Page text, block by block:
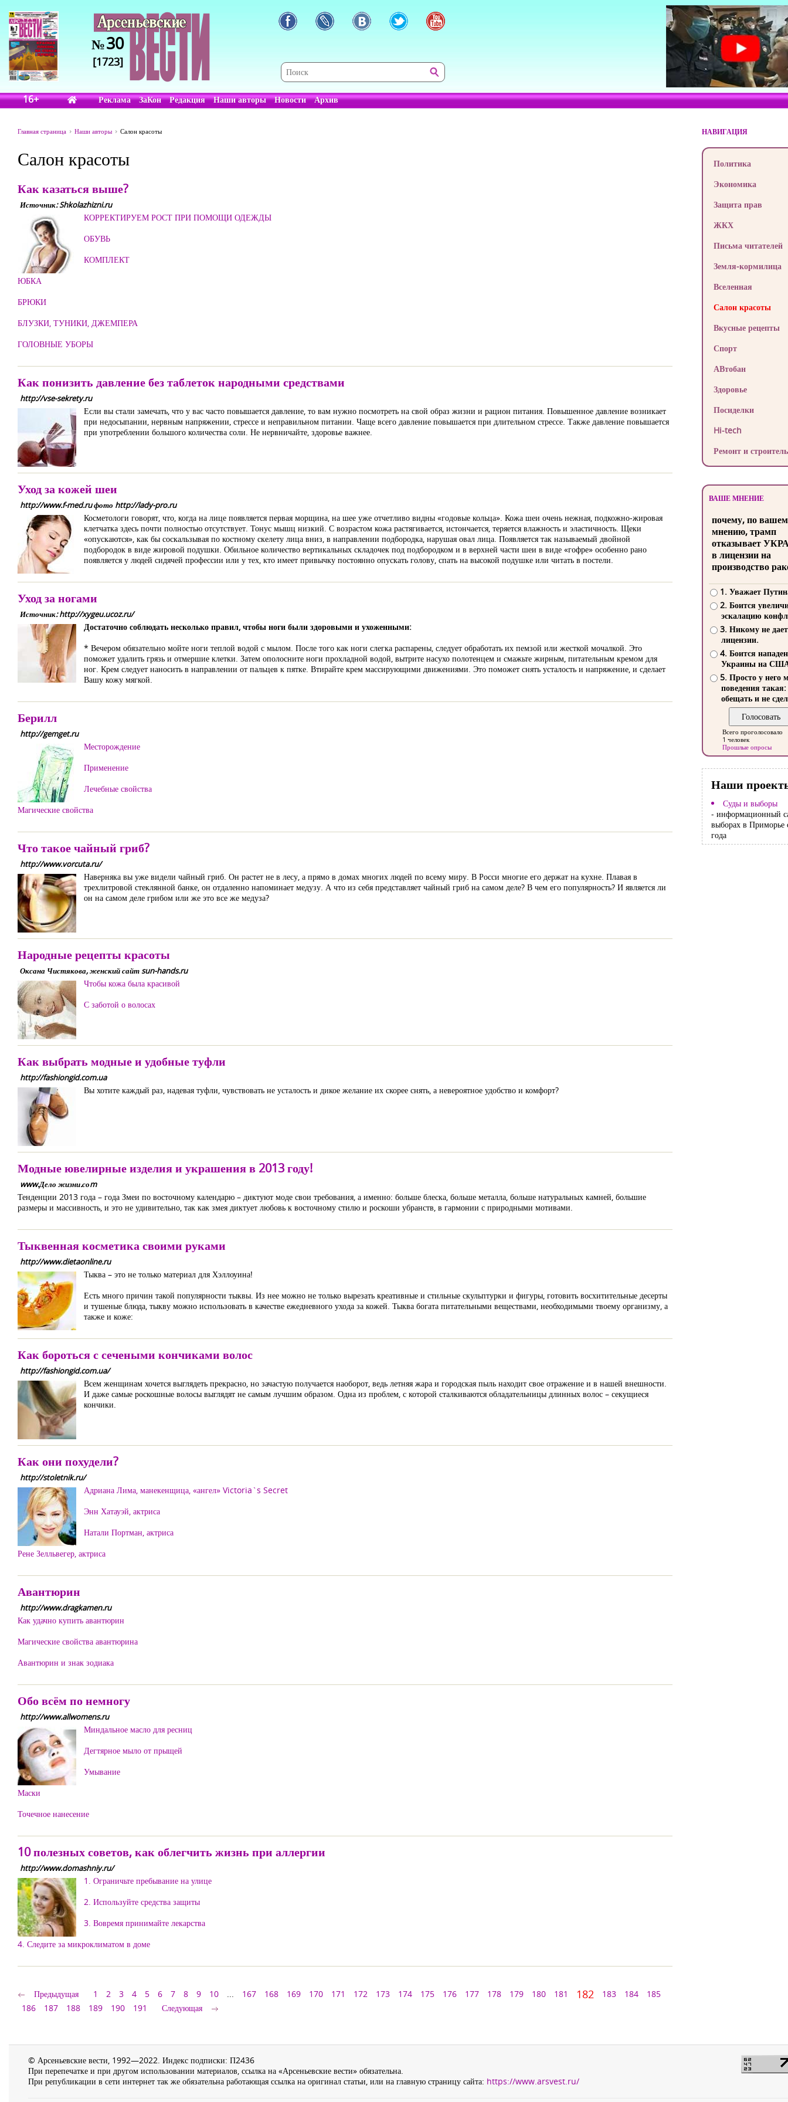
№30
[1723]
16+ Реклама ЗаКон Редакция Наши авторы Новости Архив
Главная страница Наши авторы Салон красоты
Салон красоты
Как казаться выше?
Источник: Shkolazhizni.ru
КОРРЕКТИРУЕМ РОСТ ПРИ ПОМОЩИ ОДЕЖДЫ
ОБУВЬ
КОМПЛЕКТ
ЮБКА
БРЮКИ
БЛУЗКИ, ТУНИКИ, ДЖЕМПЕРА
ГОЛОВНЫЕ УБОРЫ
Как понизить давление без таблеток народными средствами
http://vse-sekrety.ru
Если вы стали замечать, что у вас часто повышается давление, то вам нужно посмотреть на свой образ жизни и рацион питания. Повышенное давление возникает
при недосыпании, нервным напряжении, стрессе и неправильном питании. Чаще всего давление повышается при длительном стрессе. Также давление повышается
при употреблении большого количества соли. Не нервничайте, здоровье важнее.
Уход за кожей шеи
http://www.f-med.ru фото http://lady-pro.ru
Косметологи говорят, что, когда на лице появляется первая морщина, на шее уже отчетливо видны «годовые кольца». Кожа шеи очень нежная, подкожно-жировая
клетчатка здесь почти полностью отсутствует. Тонус мышц низкий. С возрастом кожа растягивается, истончается, теряется влажность и эластичность. Щеки
«опускаются», как бы соскальзывая по костному скелету лица вниз, в направлении подбородка, нарушая овал лица. Появляется так называемый двойной
подбородок в виде жировой подушки. Обильное количество вертикальных складочек под подбородком и в верхней части шеи в виде «гофре» особенно рано
появляется у людей сидячей профессии или у тех, кто имеет привычку постоянно опускать голову, спать на высокой подушке или читать в постели.
Уход за ногами
Источник: http://xygeu.ucoz.ru/
Достаточно соблюдать несколько правил, чтобы ноги были здоровыми и ухоженными:
* Вечером обязательно мойте ноги теплой водой с мылом. После того как ноги слегка распарены, следует обработать их пемзой или жесткой мочалкой. Это
поможет удалить грязь и отмершие клетки. Затем ополосните ноги прохладной водой, вытрите насухо полотенцем и смажьте жирным, питательным кремом для
ног. Крем следует наносить в направлении от пальцев к пятке. Втирайте крем массирующими движениями. Это поможет снять усталость и напряжение, и сделает
Вашу кожу мягкой.
Берилл
http://gemget.ru
Месторождение
Применение
Лечебные свойства
Магические свойства
Что такое чайный гриб?
http://www.vorcuta.ru/
Наверняка вы уже видели чайный гриб. Он растет не в лесу, а прямо в домах многих людей по всему миру. В Росси многие его держат на кухне. Плавая в
трехлитровой стеклянной банке, он отдаленно напоминает медузу. А что из себя представляет чайный гриб на самом деле? В чем его популярность? И является ли
он на самом деле грибом или же это все же медуза?
Народные рецепты красоты
Оксана Чистякова, женский сайт sun-hands.ru
Чтобы кожа была красивой
С заботой о волосах
Как выбрать модные и удобные туфли
http://fashiongid.com.ua
Вы хотите каждый раз, надевая туфли, чувствовать не усталость и дикое желание их скорее снять, а невероятное удобство и комфорт?
Модные ювелирные изделия и украшения в 2013 году!
www.Дело жизни.соm
Тенденции 2013 года – года Змеи по восточному календарю – диктуют моде свои требования, а именно: больше блеска, больше металла, больше натуральных камней, большие
размеры и массивность, и это не удивительно, так как змея диктует любовь к восточному стилю и роскоши убранств, в гармонии с природными мотивами.
Тыквенная косметика своими руками
http://www.dietaonline.ru
Тыква – это не только материал для Хэллоуина!
Есть много причин такой популярности тыквы. Из нее можно не только вырезать креативные и стильные скульптурки и фигуры, готовить восхитительные десерты
и тушеные блюда, тыкву можно использовать в качестве ежедневного ухода за кожей. Тыква богата питательными веществами, необходимыми твоему организму, а
также и коже:
Как бороться с сечеными кончиками волос
http://fashiongid.com.ua/
Всем женщинам хочется выглядеть прекрасно, но зачастую получается наоборот, ведь летняя жара и городская пыль находит свое отражение и в нашей внешности.
И даже самые роскошные волосы выглядят не самым лучшим образом. Одна из проблем, с которой сталкиваются обладательницы длинных волос – секущиеся
кончики.
Как они похудели?
http://stoletnik.ru/
Адриана Лима, манекенщица, «ангел» Victoria`s Secret
Энн Хатауэй, актриса
Натали Портман, актриса
Рене Зелльвегер, актриса
Авантюрин
http://www.dragkamen.ru
Как удачно купить авантюрин
Магические свойства авантюрина
Авантюрин и знак зодиака
Обо всём по немногу
http://www.allwomens.ru
Миндальное масло для ресниц
Дегтярное мыло от прыщей
Умывание
Маски
Точечное нанесение
10 полезных советов, как облегчить жизнь при аллергии
http://www.domashniy.ru/
1. Ограничьте пребывание на улице
2. Используйте средства защиты
3. Вовремя принимайте лекарства
4. Следите за микроклиматом в доме
Предыдущая 1 2 3 4 5 6 7 8 9 10 ... 167 168 169 170 171 172 173 174 175 176 177 178 179 180 181 182 183 184
185
186
187 188 189 190 191 Следующая
НАВИГАЦИЯ
Политика
Экономика
Защита прав
ЖКХ
Письма читателей
Земля-кормилица
Вселенная
Салон красоты
Вкусные рецепты
Спорт
АВтобан
Здоровье
Посиделки
Hi-tech
Ремонт и
ВАШЕ МНЕНИЕ
почему, по
мнению, трамп
отказывает
в лицензии на
производство
1. Уважает
2. Боится
эскалацию
3. Никому не
лицензии.
4. Боится
Украины на
5. Просто у него
поведения такая:
обещать и не
Всего проголосовало
1 человек
Прошлые опросы
Наши
Суды и выборы
- информационный
выборах в Приморье
года
© Арсеньевские вести, 1992—2022. Индекс подписки: П2436
При перепечатке и при другом использовании материалов, ссылка на «Арсеньевские вести» обязательна.
При републикации в сети интернет так же обязательна работающая ссылка на оригинал статьи, или на главную страницу сайта: https://www.arsvest.ru/